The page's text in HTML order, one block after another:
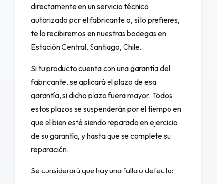
directamente en un servicio técnico
autorizado por el fabricante o, si lo prefieres,
te lo recibiremos en nuestras bodegas en
Estación Central, Santiago, Chile.
Si tu producto cuenta con una garantía del
fabricante, se aplicará el plazo de esa
garantía, si dicho plazo fuera mayor. Todos
estos plazos se suspenderán por el tiempo en
que el bien esté siendo reparado en ejercicio
de su garantía, y hasta que se complete su
reparación.
Se considerará que hay una falla o defecto: